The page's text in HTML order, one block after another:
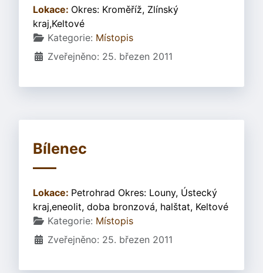
Lokace: Okres: Kroměříž, Zlínský
kraj,Keltové
Základní údaje
Kategorie: Místopis
Zveřejněno: 25. březen 2011
Bílenec
Lokace: Petrohrad Okres: Louny, Ústecký
kraj,eneolit, doba bronzová, halštat, Keltové
Základní údaje
Kategorie: Místopis
Zveřejněno: 25. březen 2011